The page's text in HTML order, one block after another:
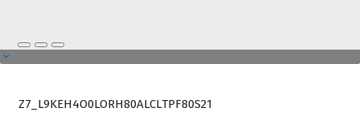
Z7_L9KEH4O0LORH80ALCLTPF80S21